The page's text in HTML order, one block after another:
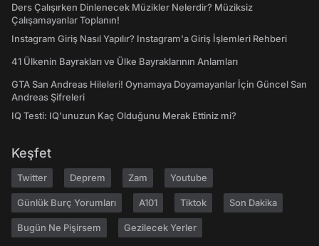
Ders Çalışırken Dinlenecek Müzikler Nelerdir? Müziksiz
Çalışamayanlar Toplanın!
Instagram Giriş Nasıl Yapılır? Instagram'a Giriş İşlemleri Rehberi
41 Ülkenin Bayrakları ve Ülke Bayraklarının Anlamları
GTA San Andreas Hileleri! Oynamaya Doyamayanlar İçin Güncel San
Andreas Şifreleri
IQ Testi: IQ'unuzun Kaç Olduğunu Merak Ettiniz mi?
Keşfet
Twitter Deprem Zam Youtube
Günlük Burç Yorumları A101 Tiktok Son Dakika
Bugün Ne Pişirsem Gezilecek Yerler